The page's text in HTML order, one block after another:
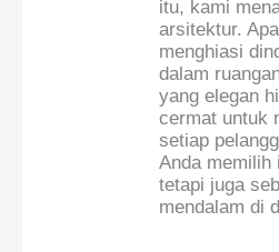
itu, kami
arsitektur.
menghiasi
dalam
yang elegan
cermat untuk
setiap
Anda memilih
tetapi juga
mendalam di